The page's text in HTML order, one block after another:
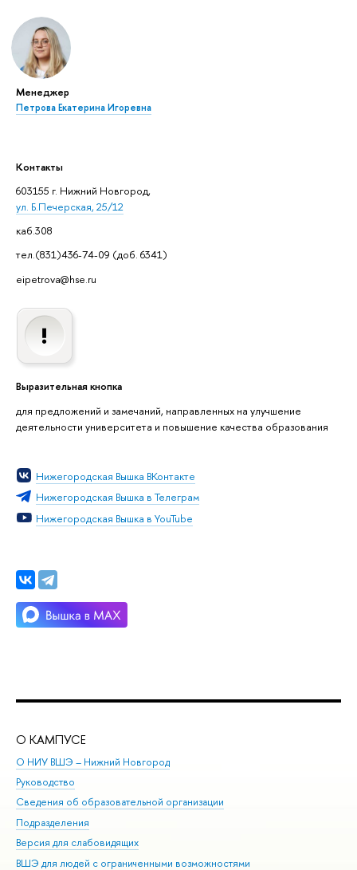
Менеджер
Петрова Екатерина Игоревна
Контакты
603155 г. Нижний Новгород,
ул. Б.Печерская, 25/12
каб.308
тел.(831)436-74-09 (доб. 6341)
eipetrova@hse.ru
Выразительная кнопка
для предложений и замечаний, направленных на улучшение
деятельности университета и повышение качества образования
Нижегородская Вышка ВКонтакте
Нижегородская Вышка в Телеграм
Нижегородская Вышка в YouTube
О КАМПУСЕ
О НИУ ВШЭ – Нижний Новгород
Руководство
Сведения об образовательной организации
Подразделения
Версия для слабовидящих
ВШЭ для людей с ограниченными возможностями